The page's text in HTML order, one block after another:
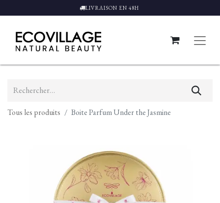
LIVRAISON EN 48H
Tous les produits Boite Parfum Under the Jasmine